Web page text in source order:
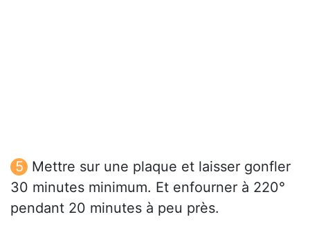
Mettre sur une plaque et laisser gonfler
30 minutes minimum. Et enfourner à 220°
pendant 20 minutes à peu près.